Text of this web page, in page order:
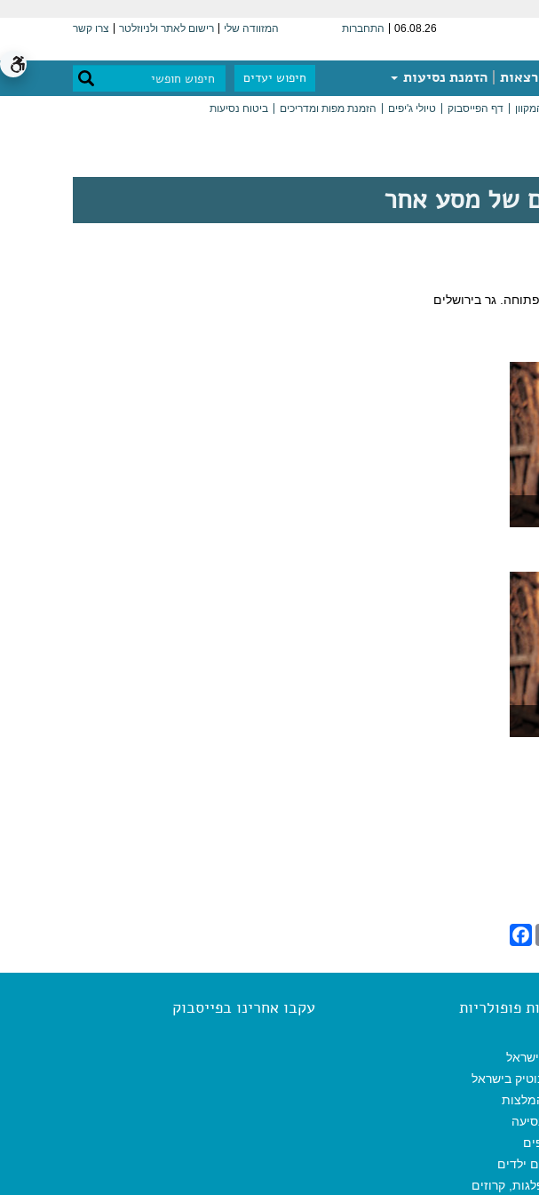
06.08.26 התחברות המזוודה שלי רישום לאתר ולניוזלטר צרו קשר
הזמנת נסיעות חיפוש יעדים
דף הפייסבוק טיולי ג'יפים הזמנת מפות ומדריכים ביטוח נסיעות
של מסע אחר
גר בירושלים
F
a
e
o
oפופולריות
בישראל
ילדים
קרוזים
עקבו אחרינו בפייסבוק